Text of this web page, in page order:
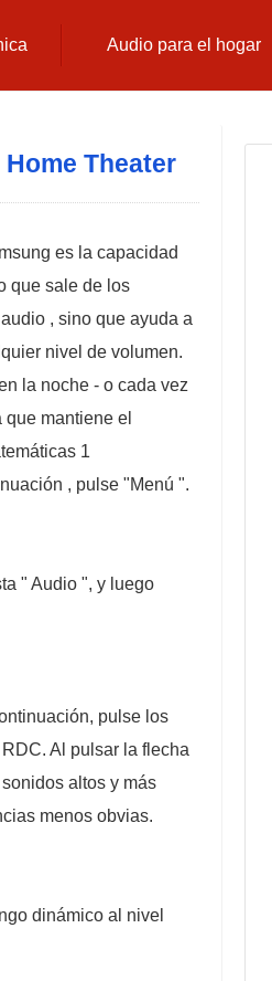
Audio para el hogar
Theater
es la capacidad
que sale de los
, sino que ayuda a
nivel de volumen.
la noche - o cada vez
mantiene el
1
, pulse "Menú ".
" Audio ", y luego
pulse los
Al pulsar la flecha
altos y más
menos obvias.
dinámico al nivel